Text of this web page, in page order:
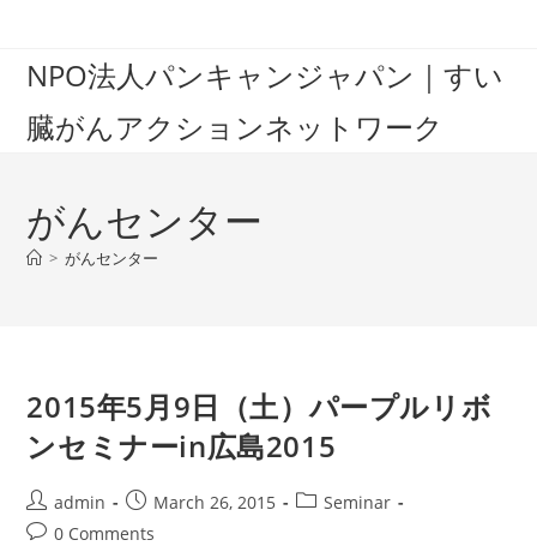
contentNPO法人パンキャンジャパン｜すい
臓がんアクションネットワーク
がんセンター
> がんセンター
2015年5月9日（土）パープルリボ
ンセミナーin広島2015
Post
author:
admin
Post
published:
March 26, 2015
PostSeminar
Post0 Comments